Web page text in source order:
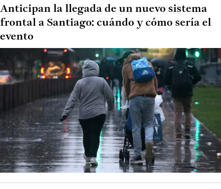
Anticipan la llegada de un nuevo sistema
frontal a Santiago: cuándo y cómo sería el
evento